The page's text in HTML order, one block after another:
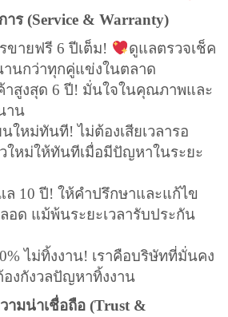
ร (Service & Warranty)
ขายฟรี 6 ปีเต็ม!
ดูแลตรวจเช็ค
นกว่าทุกคู่แข่งในตลาด
าสูงสุด 6 ปี! มั่นใจในคุณภาพและ
าน
นใหม่ทันที! ไม่ต้องเสียเวลารอ
ใหม่ให้ทันทีเมื่อมีปัญหาในระยะ
ล 10 ปี! ให้คำปรึกษาและแก้ไข
ด แม้พ้นระยะเวลารับประกัน
ไม่ทิ้งงาน! เราคือบริษัทที่มั่นคง
งกังวลปัญหาทิ้งงาน
ามน่าเชื่อถือ (Trust &